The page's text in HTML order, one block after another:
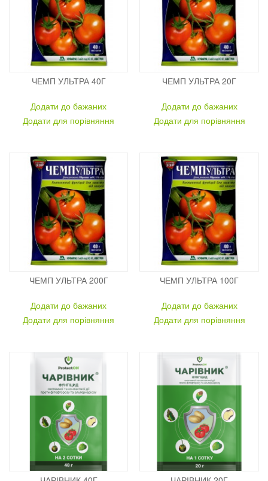
ЧЕМП УЛЬТРА 40Г
Додати до бажаних
Додати для порівняння
ЧЕМП УЛЬТРА 20Г
Додати до бажаних
Додати для порівняння
ЧЕМП УЛЬТРА 200Г
Додати до бажаних
Додати для порівняння
ЧЕМП УЛЬТРА 100Г
Додати до бажаних
Додати для порівняння